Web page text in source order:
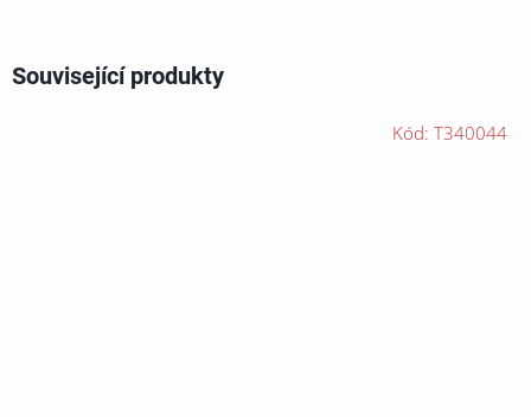
Související produkty
Kód: T340044